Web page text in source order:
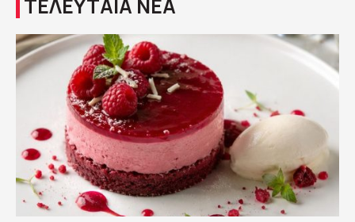
ΤΕΛΕΥΤΑΙΑ ΝΕΑ